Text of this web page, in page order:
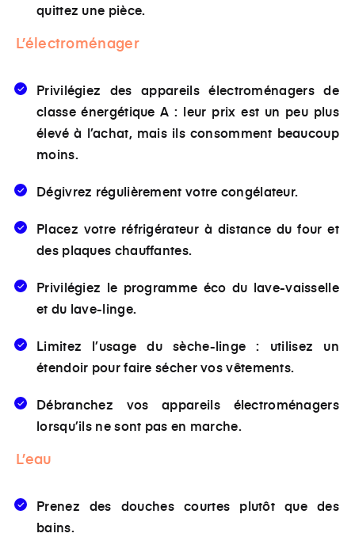
quittez une pièce.
L’électroménager
Privilégiez des appareils électroménagers de
classe énergétique A : leur prix est un peu plus
élevé à l’achat, mais ils consomment beaucoup
moins.
Dégivrez régulièrement votre congélateur.
Placez votre réfrigérateur à distance du four et
des plaques chauffantes.
Privilégiez le programme éco du lave-vaisselle
et du lave-linge.
Limitez l’usage du sèche-linge : utilisez un
étendoir pour faire sécher vos vêtements.
Débranchez vos appareils électroménagers
lorsqu’ils ne sont pas en marche.
L’eau
Prenez des douches courtes plutôt que des
bains.